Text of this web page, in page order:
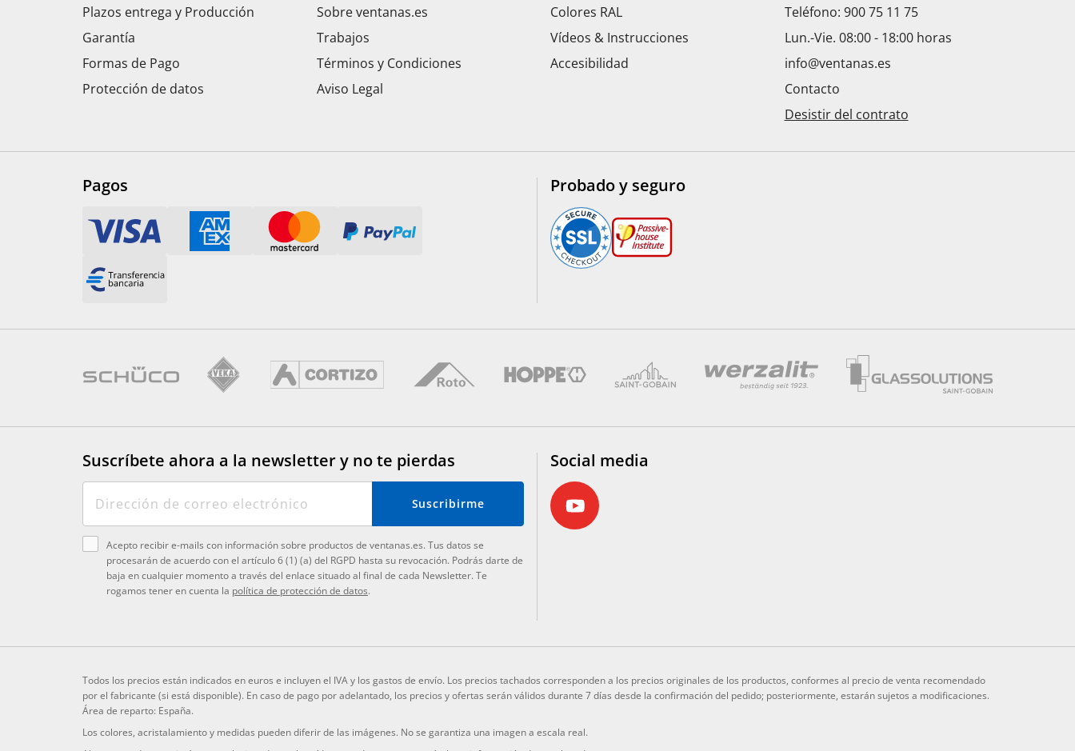
Plazos entrega y Producción
Garantía
Formas de Pago
Protección de datos
Sobre ventanas.es
Trabajos
Términos y Condiciones
Aviso Legal
Colores RAL
Vídeos & Instrucciones
Accesibilidad
Teléfono: 900 75 11 75
Lun.-Vie. 08:00 - 18:00 horas
info@ventanas.es
Contacto
Desistir del contrato
Pagos Probado y seguro
Suscríbete ahora a la newslettery no te pierdas
Suscribirme
Acepto recibir e-mails con información sobre productos de ventanas.es. Tus datos se
procesarán de acuerdo con el artículo 6 (1) (a) del RGPD hasta su revocación. Podrás darte de
baja en cualquier momento a través del enlace situado al final de cada Newsletter. Te
rogamos tener en cuenta la política de protección de datos.
Social media
Todos los precios están indicados en euros e incluyen el IVA y los gastos de envío. Los precios tachados corresponden a los precios originales de los productos, conformes al precio de venta recomendado
por el fabricante (si está disponible). En caso de pago por adelantado, los precios y ofertas serán válidos durante 7 días desde la confirmación del pedido; posteriormente, estarán sujetos a modificaciones.
Área de reparto: España.
Los colores, acristalamiento y medidas pueden diferir de las imágenes. No se garantiza una imagen a escala real.